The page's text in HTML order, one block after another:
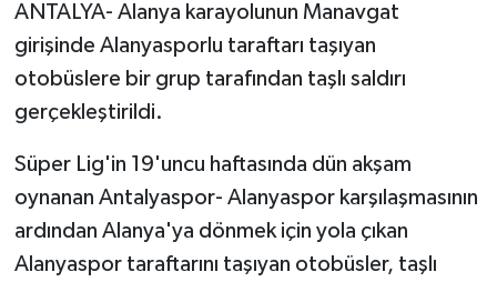
ANTALYA- Alanya karayolunun Manavgat
girişinde Alanyasporlu taraftarı taşıyan
otobüslere bir grup tarafından taşlı saldırı
gerçekleştirildi.
Süper Lig'in 19'uncu haftasında dün akşam
oynanan Antalyaspor- Alanyaspor karşılaşmasının
ardından Alanya'ya dönmek için yola çıkan
Alanyaspor taraftarını taşıyan otobüsler, taşlı